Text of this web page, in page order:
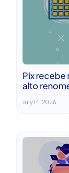
Pix recebe
alto
July 14, 2026